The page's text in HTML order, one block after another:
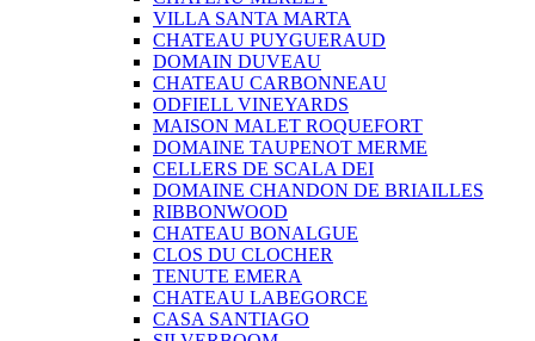
VILLA SANTA MARTA
CHATEAU PUYGUERAUD
DOMAIN DUVEAU
CHATEAU CARBONNEAU
ODFIELL VINEYARDS
MAISON MALET ROQUEFORT
DOMAINE TAUPENOT MERME
CELLERS DE SCALA DEI
DOMAINE CHANDON DE BRIAILLES
RIBBONWOOD
CHATEAU BONALGUE
CLOS DU CLOCHER
TENUTE EMERA
CHATEAU LABEGORCE
CASA SANTIAGO